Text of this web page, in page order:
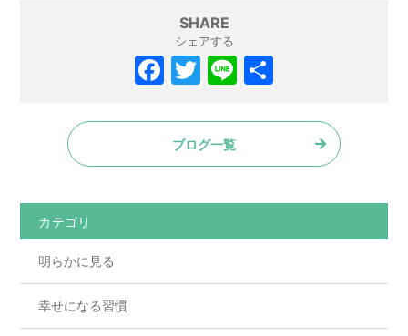
SHARE
シェアする
ブログ一覧
カテゴリ
明らかに見る
幸せになる習慣